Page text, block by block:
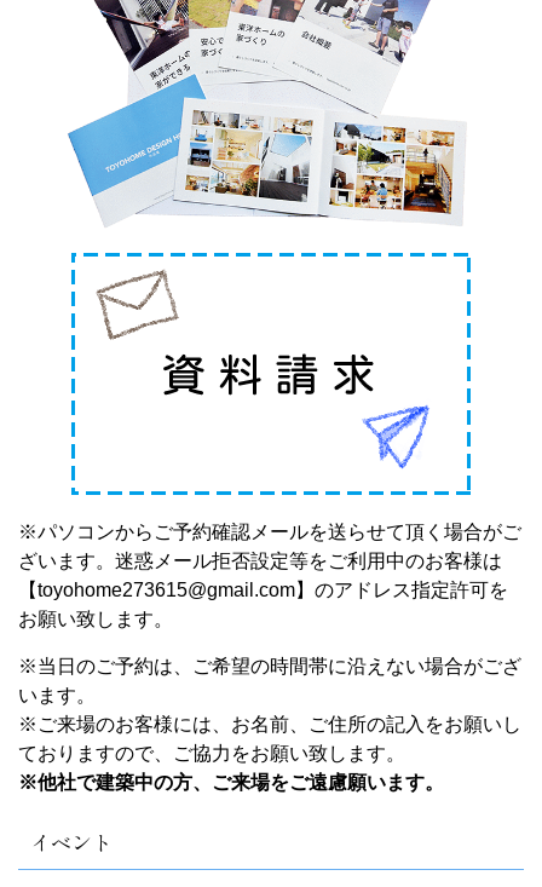
※パソコンからご予約確認メールを送らせて頂く場合がご
ざいます。迷惑メール拒否設定等をご利用中のお客様は
【toyohome273615@gmail.com】のアドレス指定許可を
お願い致します。
※当日のご予約は、ご希望の時間帯に沿えない場合がござ
います。
※ご来場のお客様には、お名前、ご住所の記入をお願いし
ておりますので、ご協力をお願い致します。
※他社で建築中の方、ご来場をご遠慮願います。
イベント